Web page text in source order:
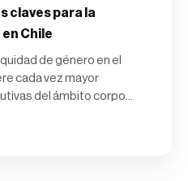
claves para la
Chile
de género en el
cada vez mayor
del ámbito corpo...